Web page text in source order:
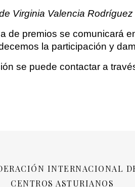
Virginia Valencia
de premios se comunicará
la participación y
se puede contactar a
INTERNACIONAL
CENTROS ASTURIANOS